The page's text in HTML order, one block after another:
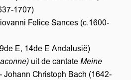
1707)
Felice Sances (c.1600-
E, 14de E Andalusië)
uit de cantate Meine
- Johann Christoph Bach (1642-